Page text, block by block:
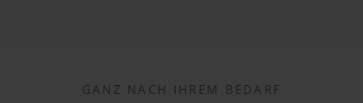
GANZ NACH IHREM BEDARF